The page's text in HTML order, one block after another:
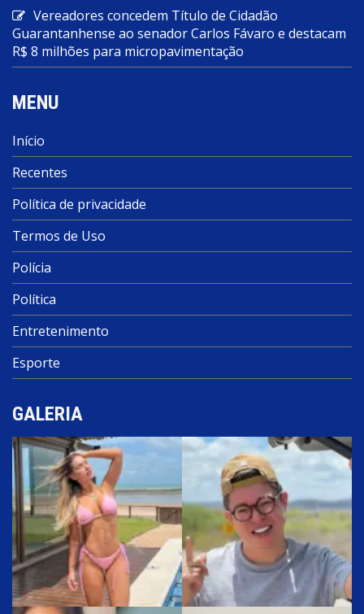
Vereadores concedem Título de Cidadão
Guarantanhense ao senador Carlos Fávaro e destacam
R$ 8 milhões para micropavimentação
MENU
Início
Recentes
Política de privacidade
Termos de Uso
Polícia
Política
Entretenimento
Esporte
GALERIA